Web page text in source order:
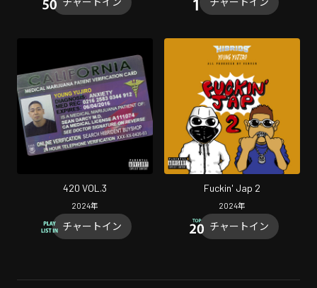
420 VOL.3
2024年
チャートイン
Fuckin' Jap 2
2024年
チャートイン